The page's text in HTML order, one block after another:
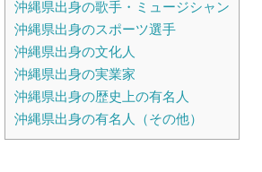
沖縄県出身の歌手・ミュージシャン
沖縄県出身のスポーツ選手
沖縄県出身の文化人
沖縄県出身の実業家
沖縄県出身の歴史上の有名人
沖縄県出身の有名人（その他）